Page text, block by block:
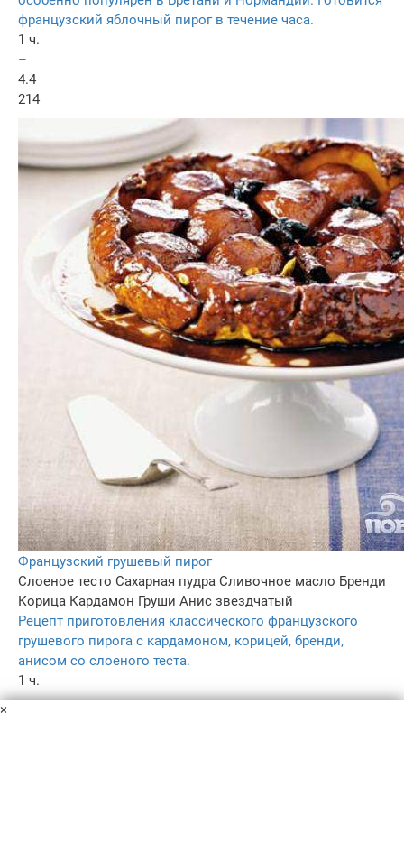
французский яблочный пирог в течение часа.
1 ч.
–
4.4
214
Французский грушевый пирог
Слоеное тесто Сахарная пудра Сливочное масло Бренди
Корица Кардамон Груши Анис звездчатый
Рецепт приготовления классического французского
грушевого пирога с кардамоном, корицей, бренди,
анисом со слоеного теста.
1 ч.
–
×